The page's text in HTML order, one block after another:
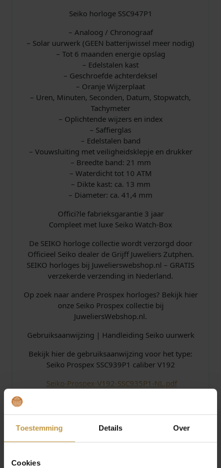
Toestemming Details Over
Cookies
a
t
a
l
Seiko horloge SSC947P1
– Analoog / Chronograaf
– Solar uurwerk (GEEN batterijwissel meer nodig)
– Tot 6 maanden energie opslag
– Edelstalen kast
– Geschroefde achterdeksel
– Oranje Wijzerplaat
– Uren, Minuten, Seconden, Datum, Stopwatch,
Tachymeter
– Oplichtende wijzers en index
– Saffierglas
– Edelstalen band
– Vouwsluiting met veiligheidsklepje en drukker
– Breedte band: 21 mm
– Waterdicht tot 10 ATM
– Dikte kast: ca. 13 mm
– Diameter: ca. 41,4 mm
Offici?le fabrieksgarantie 3 jaar
Compleet met luxe Seiko Watch-Box
De SEIKO horloge collectie wordt verzorgd door
Officieel Seiko dealer de Grijff Juweliers Zutphen.
SEIKO horloges bij Juwelierswebshop.nl – GRATIS
verzekerde verzending in Nederland.
Op zoek naar andere Prospex horloges? Bekijk hier
onze Seiko Prospex collectie bij
JuweliersWebshop.nl.
Gebruiksaanwijzing | Handleiding Seiko uurwerk
Bekijk hier de gebruiksaanwijzing voor het type:
Seiko Prospex SSC939P1 caliber V192
Seiko-Prospex-V192-SSC935P1-NL.pdf
Specificaties